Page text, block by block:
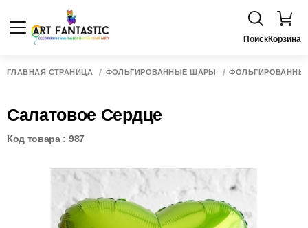
ПоискКорзина
ГЛАВНАЯ СТРАНИЦА ФОЛЬГИРОВАННЫЕ ШАРЫ
Салатовое Сердце
Код товара : 987